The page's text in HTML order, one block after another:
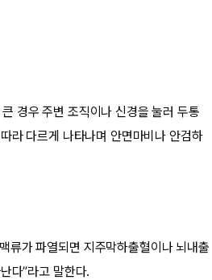
경우 주변 조직이나 신경을 눌러 두통
라 다르게 나타나며 안면마비나 안검하
류가 파열되면 지주막하출혈이나 뇌내출
다”라고 말한다.